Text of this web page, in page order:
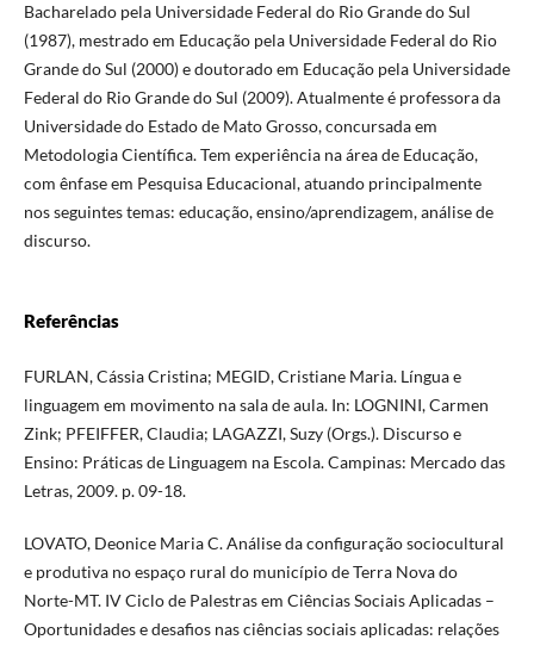
Bacharelado pela Universidade Federal do Rio Grande do Sul
(1987), mestrado em Educação pela Universidade Federal do Rio
Grande do Sul (2000) e doutorado em Educação pela Universidade
Federal do Rio Grande do Sul (2009). Atualmente é professora da
Universidade do Estado de Mato Grosso, concursada em
Metodologia Científica. Tem experiência na área de Educação,
com ênfase em Pesquisa Educacional, atuando principalmente
nos seguintes temas: educação, ensino/aprendizagem, análise de
discurso.
Referências
FURLAN, Cássia Cristina; MEGID, Cristiane Maria. Língua e
linguagem em movimento na sala de aula. In: LOGNINI, Carmen
Zink; PFEIFFER, Claudia; LAGAZZI, Suzy (Orgs.). Discurso e
Ensino: Práticas de Linguagem na Escola. Campinas: Mercado das
Letras, 2009. p. 09-18.
LOVATO, Deonice Maria C. Análise da configuração sociocultural
e produtiva no espaço rural do município de Terra Nova do
Norte-MT. IV Ciclo de Palestras em Ciências Sociais Aplicadas –
Oportunidades e desafios nas ciências sociais aplicadas: relações